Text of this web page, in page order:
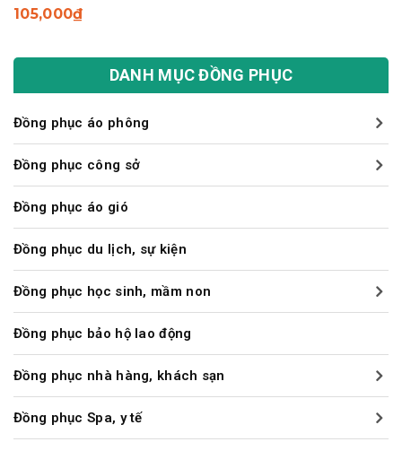
105,000₫
DANH MỤC ĐỒNG PHỤC
Đồng phục áo phông
Đồng phục công sở
Đồng phục áo gió
Đồng phục du lịch, sự kiện
Đồng phục học sinh, mầm non
Đồng phục bảo hộ lao động
Đồng phục nhà hàng, khách sạn
Đồng phục Spa, y tế